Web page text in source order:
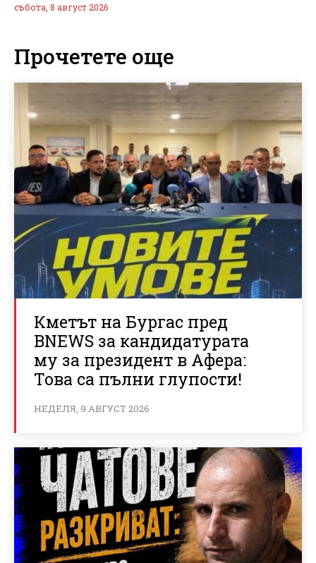
събота, 8 август 2026
Прочетете още
Кметът на Бургас пред
BNEWS за кандидатурата
му за президент в Афера:
Това са пълни глупости!
НЕДЕЛЯ, 9 АВГУСТ 2026